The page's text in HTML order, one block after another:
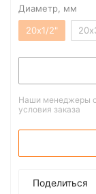
Диаметр, мм
20х1/2"
Наши менеджеры
условия заказа
Поделиться